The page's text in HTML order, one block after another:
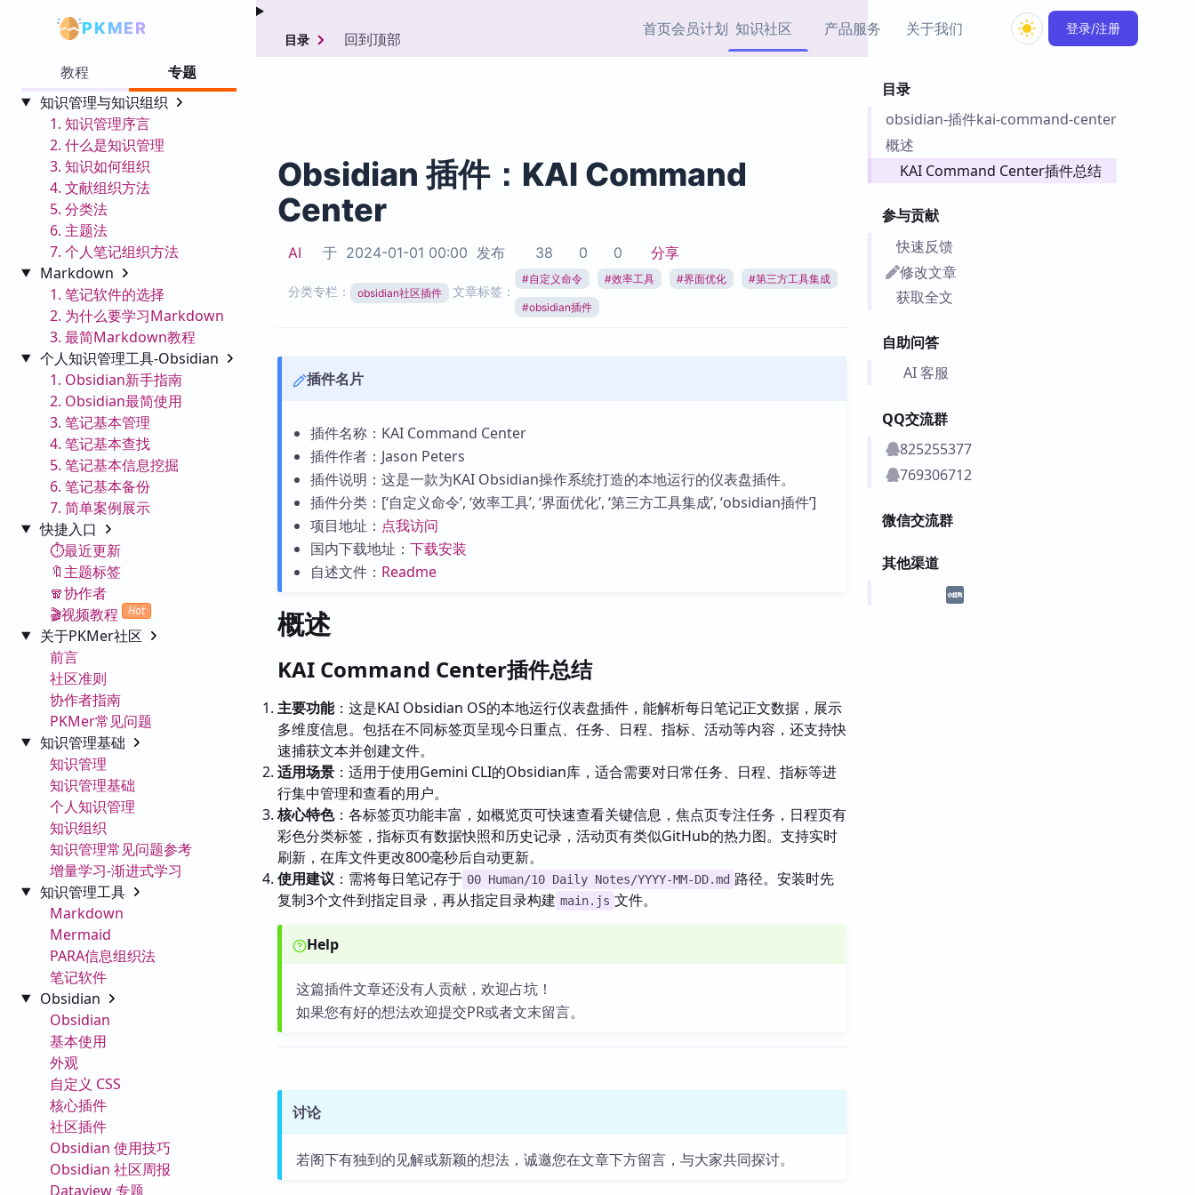
PKMER 首页会员计划 知识社区
协作者
Zotero 专题
Obsidian 专题
产品服务
Zotero 插件
Zotero 插件资源与加速
PKMer 出品的闪念笔记
挂件集市
Obsidian 教程
关于我们 登录/注册
教程
专题
知识管理与知识组织
1. 知识管理序言
2. 什么是知识管理
3. 知识如何组织
4. 文献组织方法
5. 分类法
6. 主题法
7. 个人笔记组织方法
Markdown
1. 笔记软件的选择
2. 为什么要学习Markdown
3. 最简Markdown教程
个人知识管理工具-Obsidian
1. Obsidian新手指南
2. Obsidian最简使用
3. 笔记基本管理
4. 笔记基本查找
5. 笔记基本信息挖掘
6. 笔记基本备份
7. 简单案例展示
快捷入口
⏱️最近更新
🔖主题标签
🧣协作者
🎬视频教程
Hot
关于PKMer社区
前言
社区准则
协作者指南
PKMer常见问题
知识管理基础
知识管理
知识管理基础
个人知识管理
知识组织
知识管理常见问题参考
增量学习-渐进式学习
知识管理工具
Markdown
Mermaid
PARA信息组织法
笔记软件
Obsidian
Obsidian
基本使用
外观
自定义 CSS
核心插件
社区插件
Obsidian 使用技巧
Obsidian 社区周报
Dataview 专题
目录
obsidian-插件kai-command-center
概述
KAI Command Center插件总结
参与贡献
快速反馈
修改文章
获取全文
自助问答
AI 客服
QQ交流群
825255377
769306712
微信交流群
其他渠道
目录 回到顶部
Obsidian 插件：KAI Command
Center
AI 于 2024-01-01 00:00 发布 38 0 0 分享
分类专栏： obsidian社区插件 文章标签：
#自定义命令 #效率工具 #界面优化 #第三方工具集成
#obsidian插件
插件名片
插件名称：KAI Command Center
插件作者：Jason Peters
插件说明：这是一款为KAI Obsidian操作系统打造的本地运行的仪表盘插件。
插件分类：[‘自定义命令’, ‘效率工具’, ‘界面优化’, ‘第三方工具集成’, ‘obsidian插件’]
项目地址： 点我访问
国内下载地址： 下载安装
自述文件： Readme
概述
KAI Command Center插件总结
主要功能：这是KAI Obsidian OS的本地运行仪表盘插件，能解析每日笔记正文数据，展示
多维度信息。包括在不同标签页呈现今日重点、任务、日程、指标、活动等内容，还支持快
速捕获文本并创建文件。
适用场景 ：适用于使用Gemini CLI的Obsidian库，适合需要对日常任务、日程、指标等进
行集中管理和查看的用户。
核心特色：各标签页功能丰富，如概览页可快速查看关键信息，焦点页专注任务，日程页有
彩色分类标签，指标页有数据快照和历史记录，活动页有类似GitHub的热力图。支持实时
刷新，在库文件更改800毫秒后自动更新。
使用建议 ：需将每日笔记存于 00 Human/10 Daily Notes/YYYY-MM-DD.md 路径。安装时先
复制3个文件到指定目录，再从指定目录构建 main.js 文件。
Help
这篇插件文章还没有人贡献，欢迎占坑！
如果您有好的想法欢迎提交PR或者文末留言。
讨论
若阁下有独到的见解或新颖的想法，诚邀您在文章下方留言，与大家共同探讨。